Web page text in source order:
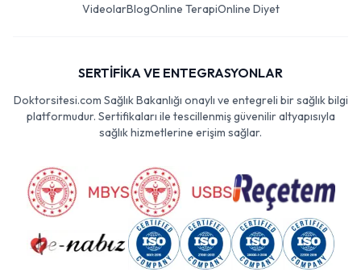
VideolarBlogOnline TerapiOnline Diyet
SERTİFİKA VE ENTEGRASYONLAR
Doktorsitesi.com Sağlık Bakanlığı onaylı ve entegreli bir sağlık bilgi
platformudur. Sertifikaları ile tescillenmiş güvenilir altyapısıyla
sağlık hizmetlerine erişim sağlar.